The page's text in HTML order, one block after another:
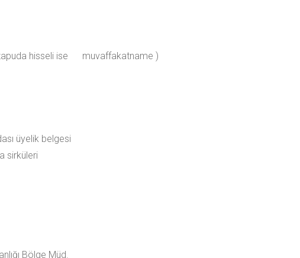
tapuda hisseli ise muvaffakatname )
üyelik belgesi
sirküleri
Bölge Müd.